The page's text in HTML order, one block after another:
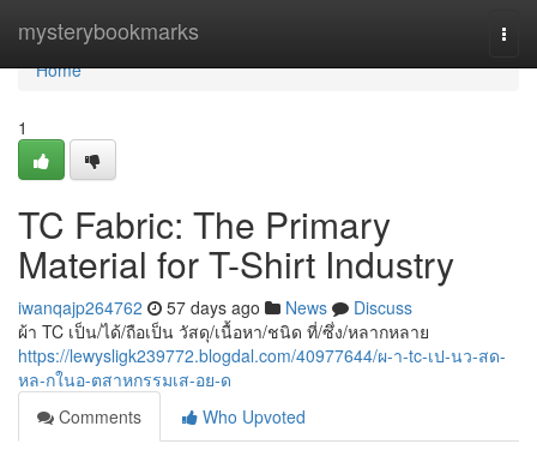
mysterybookmarks
Home
Home
1
TC Fabric: The Primary
Material for T-Shirt Industry
iwanqajp264762 57 days ago News
Discuss
ผ้า TC เป็น/ได้/ถือเป็น วัสดุ/เนื้อหา/ชนิด ที่/ซึ่ง/หลากหลาย
https://lewysligk239772.blogdal.com/40977644/ผ-า-tc-เป-นว-สด-
หล-กในอ-ตสาหกรรมเส-อย-ด
Comments
Who Upvoted